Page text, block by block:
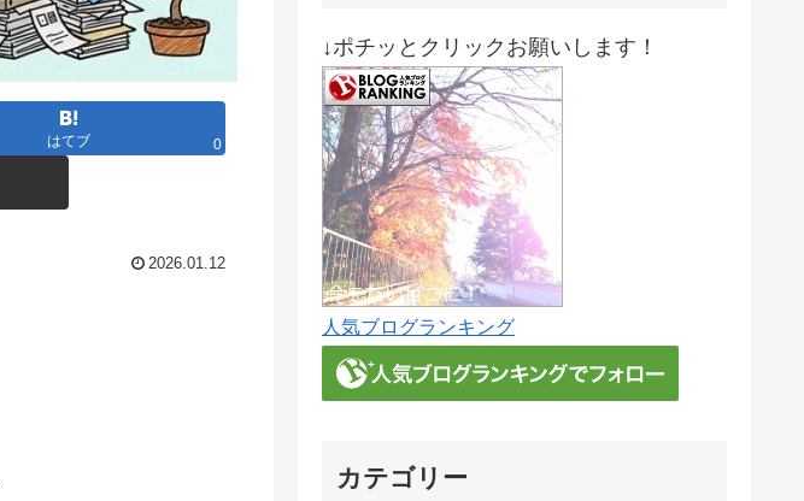
はてブ 0
2026.01.12
↓ポチッとクリックお願いします！
人気ブログランキング
カテゴリー